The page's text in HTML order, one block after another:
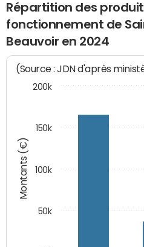
Répartition des
fonctionnement de
Beauvoir en 2024
Montants (€)
(Source : JDN d'après
50k
100k
150k
200k